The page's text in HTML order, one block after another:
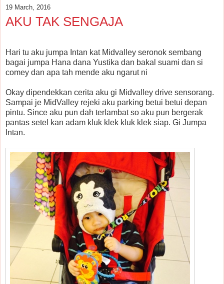
19 March, 2016
AKU TAK SENGAJA
Hari tu aku jumpa Intan kat Midvalley seronok sembang
bagai jumpa Hana dana Yustika dan bakal suami dan si
comey dan apa tah mende aku ngarut ni
Okay dipendekkan cerita aku gi Midvalley drive sensorang.
Sampai je MidValley rejeki aku parking betui betui depan
pintu. Since aku pun dah terlambat so aku pun bergerak
pantas setel kan adam kluk klek kluk klek siap. Gi Jumpa
Intan.